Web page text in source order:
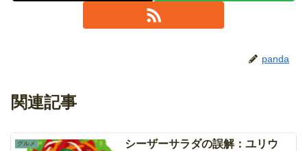
panda
関連記事
グルメ
シーザーサラダの誤解：ユリウ